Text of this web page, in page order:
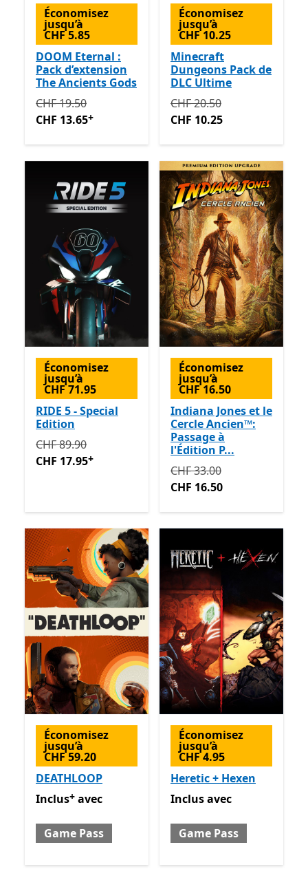
Économisez
jusqu’à
CHF 5.85
DOOM Eternal :
Pack d’extension
The Ancients Gods
Initialement CHF 19.50 maintenant CHF 13.65
CHF 19.50
CHF 13.65+
Économisez
jusqu’à
CHF 10.25
Minecraft
Dungeons Pack de
DLC Ultime
Initialement CHF 20.50
CHF 20.50
CHF 10.25
Économisez
jusqu’à
CHF 71.95
RIDE 5 - Special
Edition
Initialement CHF 89.90 maintenant CHF 17.95
CHF 89.90
CHF 17.95+
Économisez
jusqu’à
CHF 16.50
Indiana Jones et le
Cercle Ancien™:
Passage à
l'Édition P...
Initialement CHF 33.00
CHF 33.00
CHF 16.50
Économisez
jusqu’à
CHF 59.20
DEATHLOOP
Inclus avec Game Pass
Avec des achats dans
Inclus+ avec
Game Pass
Économisez
jusqu’à
CHF 4.95
Heretic + Hexen
Inclus avec Game Pass
Inclusavec
Game Pass